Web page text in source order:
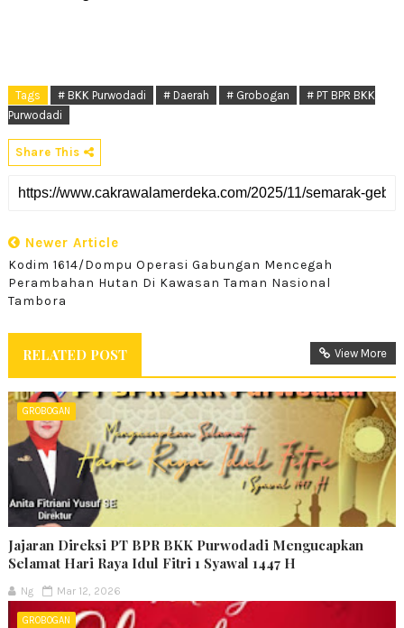
Tags # BKK Purwodadi # Daerah # Grobogan
# PT BPR BKK
Purwodadi
Share This
Newer Article
Kodim 1614/Dompu Operasi Gabungan Mencegah
Perambahan Hutan Di Kawasan Taman Nasional
Tambora
RELATED POST View More
GROBOGAN
Jajaran Direksi PT BPR BKK Purwodadi Mengucapkan
Selamat Hari Raya Idul Fitri 1 Syawal 1447 H
Ng Mar 12, 2026
GROBOGAN